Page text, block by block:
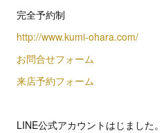
完全予約制
http://www.kumi-ohara.com/
お問合せフォーム
来店予約フォーム
LINE公式アカウントはじました。